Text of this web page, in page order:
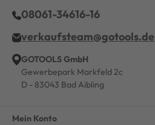
08061-34616-16
verkaufsteam@gotools.de
GOTOOLS GmbH
Gewerbepark Markfeld 2c
D - 83043 Bad Aibling
Mein Konto